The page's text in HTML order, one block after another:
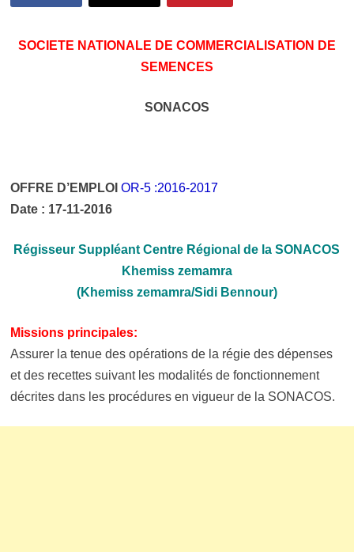
SOCIETE NATIONALE DE COMMERCIALISATION DE
SEMENCES
SONACOS
OFFRE D’EMPLOI OR-5 :2016-2017
Date : 17-11-2016
Régisseur Suppléant Centre Régional de la SONACOS
Khemiss zemamra
(Khemiss zemamra/Sidi Bennour)
Missions principales:
Assurer la tenue des opérations de la régie des dépenses
et des recettes suivant les modalités de fonctionnement
décrites dans les procédures en vigueur de la SONACOS.